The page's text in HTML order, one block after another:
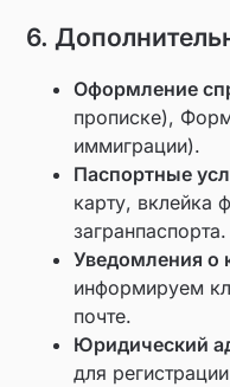
6.
Оформление
прописке),
иммиграции).
Паспортные
карту, вклейка
загранпаспорта.
Уведомления о
информируем
почте.
Юридический
для